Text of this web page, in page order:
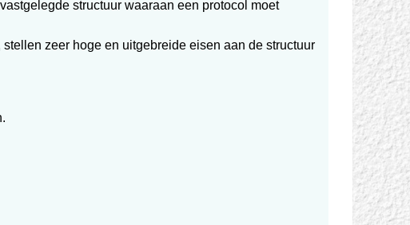
structuur waaraan een protocol moet
zeer hoge en uitgebreide eisen aan de structuur